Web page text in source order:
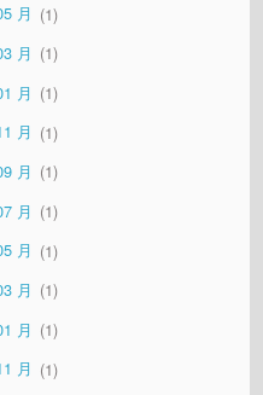
月
1
月
1
月
1
月
1
月
1
月
1
月
1
月
1
月
1
月
1